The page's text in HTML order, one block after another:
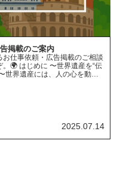
掲載のご案内
お仕事依頼・広告掲載のご相談
🌍 はじめに 〜世界遺産を“伝
世界遺産には、人の心を動か
2025.07.14